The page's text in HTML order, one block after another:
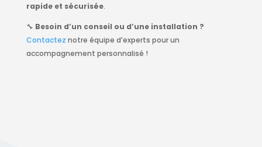
rapide et sécurisée.
🔧 Besoin d’un conseil ou d’une installation ?
Contactez notre équipe d’experts pour un
accompagnement personnalisé !